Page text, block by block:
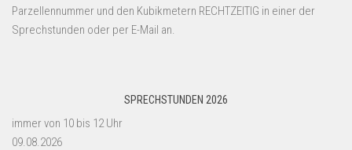
Parzellennummer und den Kubikmetern RECHTZEITIG in einer der
Sprechstunden oder per E-Mail an.
SPRECHSTUNDEN 2026
immer von 10 bis 12 Uhr
09.08.2026